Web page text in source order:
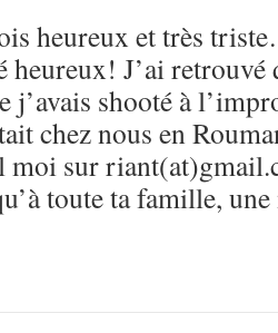
heureux et très
heureux! J’ai retrouvé
j’avais shooté à
chez nous en
moi sur
toute ta famille,